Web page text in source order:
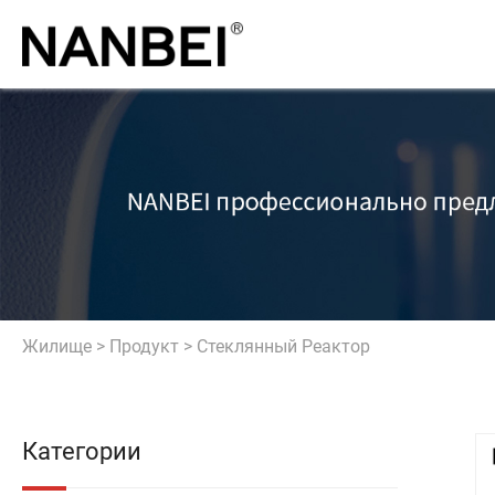
Жилище > Продукт > Стеклянный Реактор
Категории